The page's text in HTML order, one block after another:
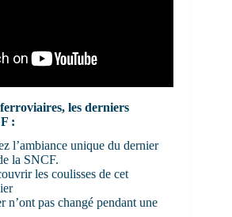
les derniers
:
l’ambiance unique du dernier
la SNCF.
les coulisses de cet
n’ont pas changé pendant une